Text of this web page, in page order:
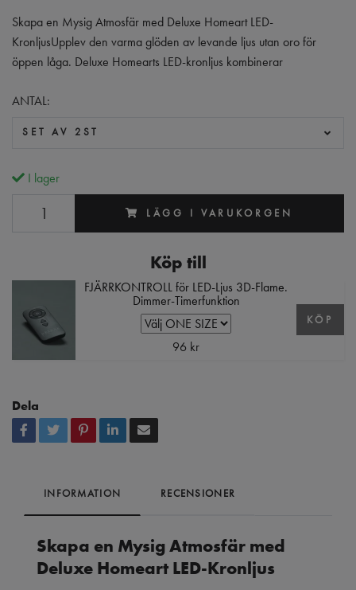
Skapa en Mysig Atmosfär med Deluxe Homeart LED-
KronljusUpplev den varma glöden av levande ljus utan oro för
öppen låga. Deluxe Homearts LED-kronljus kombinerar
ANTAL:
SET AV 2ST
I lager
LÄGG I VARUKORGEN
Köp till
FJÄRRKONTROLL för LED-Ljus 3D-Flame.
Dimmer-Timerfunktion
96 kr
KÖP
Dela
INFORMATION RECENSIONER
Skapa en Mysig Atmosfär med
Deluxe Homeart LED-Kronljus